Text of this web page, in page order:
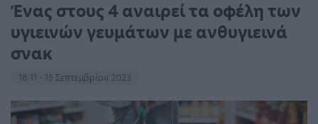
Ένας στους 4 αναιρεί τα οφέλη των
υγιεινών γευμάτων με ανθυγιεινά
σνακ
18:11 - 15 Σεπτεμβρίου 2023